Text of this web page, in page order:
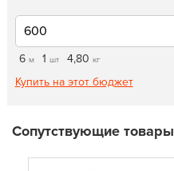
6 м 1 шт 4,80 кг
Купить на этот бюджет
Сопутствующие товары